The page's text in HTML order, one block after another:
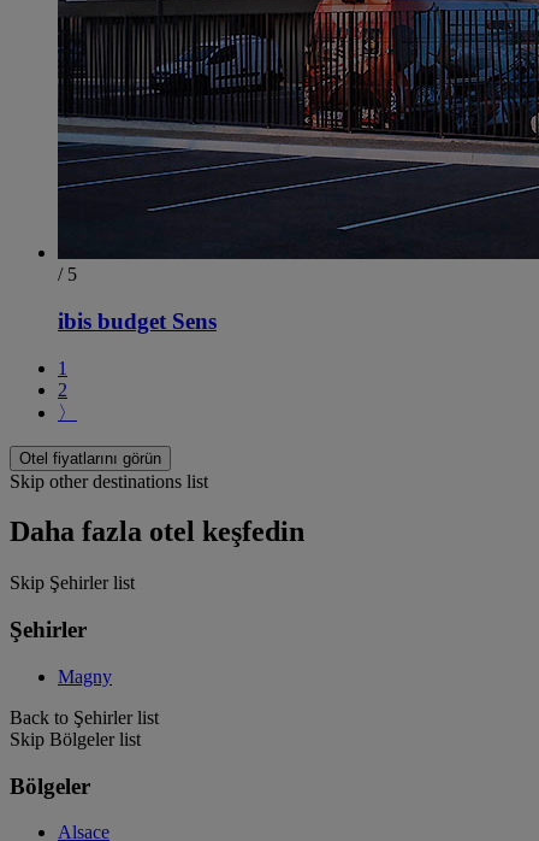
/ 5
ibis budget Sens
1
2
〉
Otel fiyatlarını görün
Skip other destinations list
Daha fazla otel keşfedin
Skip Şehirler list
Şehirler
Magny
Back to Şehirler list
Skip Bölgeler list
Bölgeler
Alsace